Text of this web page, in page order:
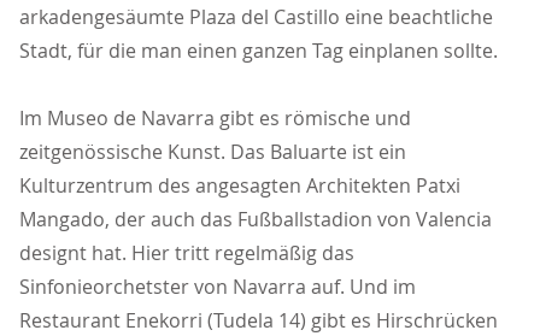
arkadengesäumte Plaza del Castillo eine beachtliche
Stadt, für die man einen ganzen Tag einplanen sollte.
Im Museo de Navarra gibt es römische und
zeitgenössische Kunst. Das Baluarte ist ein
Kulturzentrum des angesagten Architekten Patxi
Mangado, der auch das Fußballstadion von Valencia
designt hat. Hier tritt regelmäßig das
Sinfonieorchetster von Navarra auf. Und im
Restaurant Enekorri (Tudela 14) gibt es Hirschrücken